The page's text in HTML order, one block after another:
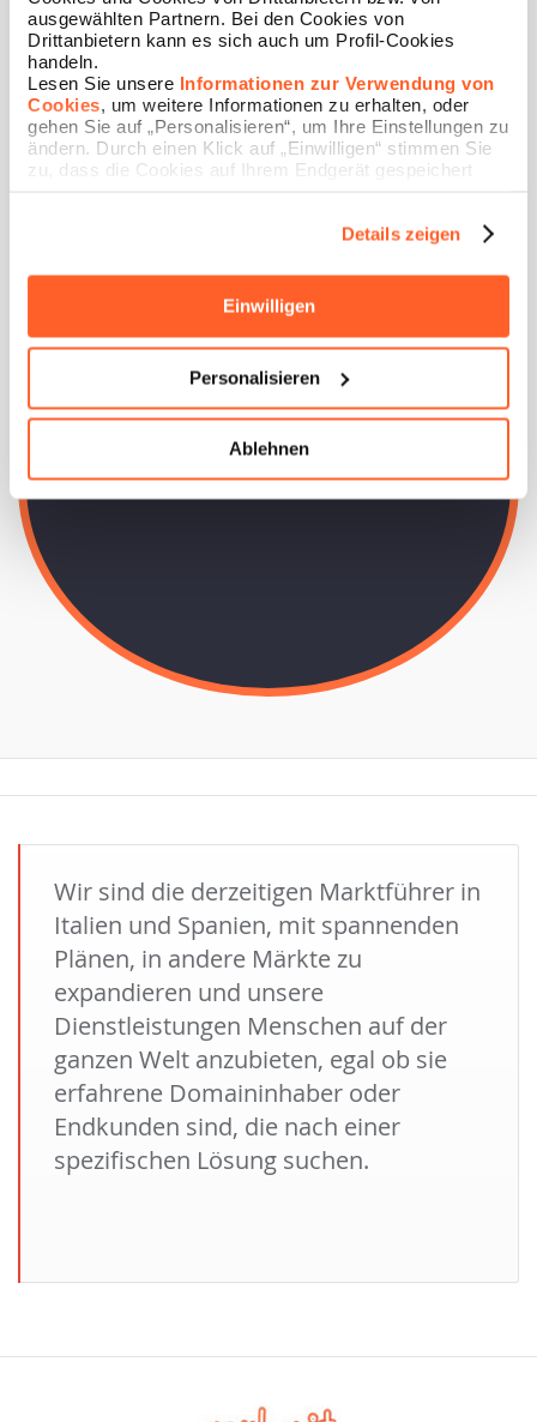
ausgewählten Partnern. Bei den Cookies von
Drittanbietern kann es sich auch um Profil-Cookies
handeln.
Lesen Sie unsere Informationen zur Verwendung von
Cookies , um weitere Informationen zu erhalten, oder
gehen Sie auf „Personalisieren“, um Ihre Einstellungen zu
ändern. Durch einen Klick auf „Einwilligen“ stimmen Sie
zu, dass die Cookies auf Ihrem Endgerät gespeichert
Details zeigen
Einwilligen
Personalisieren
Ablehnen
Premium-Domains wie viajes.es,
musica.es und want.it exklusiv
über Nidoma zum Verkauf.
Wir sind die derzeitigen Marktführer in
Italien und Spanien, mit spannenden
Plänen, in andere Märkte zu
expandieren und unsere
Dienstleistungen Menschen auf der
ganzen Welt anzubieten, egal ob sie
erfahrene Domaininhaber oder
Endkunden sind, die nach einer
spezifischen Lösung suchen.